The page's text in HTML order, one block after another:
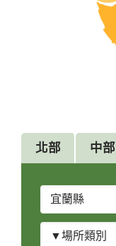
北部 中部
縣
別
場